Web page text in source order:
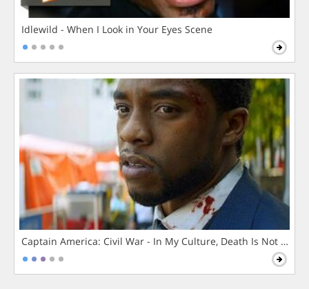
Idlewild - When I Look in Your Eyes Scene
Captain America: Civil War - In My Culture, Death Is Not The